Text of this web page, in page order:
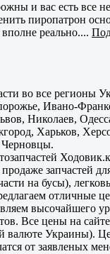
и вас есть все
пиропатрон
реально....
во все регионы
Ивано-
Николаев,
Харьков,
Черновцы.
запчастей
на бусы),
отличные
высочайшего
Все цены на
валюте Украины).
от заявленых